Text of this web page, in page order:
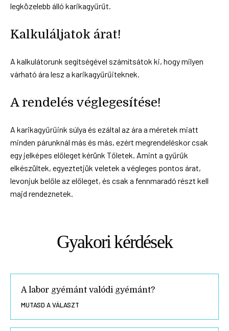
legközelebb álló karikagyűrűt.
Kalkuláljatok árat!
A kalkulátorunk segítségével számítsátok ki, hogy milyen
várható ára lesz a karikagyűrűiteknek.
A rendelés véglegesítése!
A karikagyűrűink súlya és ezáltal az ára a méretek miatt
minden párunknál más és más, ezért megrendeléskor csak
egy jelképes előleget kérünk Tőletek. Amint a gyűrűk
elkészültek, egyeztetjük veletek a végleges pontos árat,
levonjuk belőle az előleget, és csak a fennmaradó részt kell
majd rendeznetek.
Gyakori kérdések
A labor gyémánt valódi gyémánt?
MUTASD A VÁLASZT